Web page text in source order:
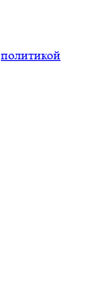
политикой